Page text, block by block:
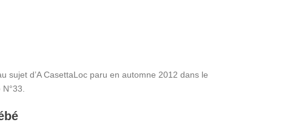
sujet d’A CasettaLoc paru en automne 2012 dans le